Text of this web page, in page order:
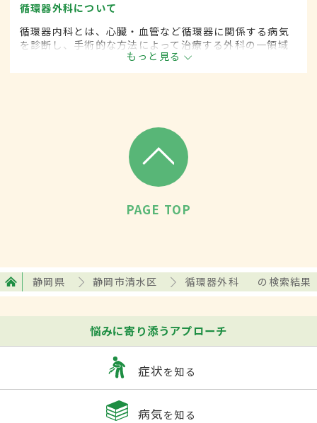
循環器外科について
循環器内科とは、心臓・血管など循環器に関係する病気
を診断し、手術的な方法によって治療する外科の一領域
です。平成20年4月の制度改正前は、循環器科と呼ばれ
ていました。
もっと見る
PAGE TOP
静岡県 静岡市清水区 循環器外科 の検索結果
悩みに寄り添うアプローチ
症状を知る
病気を知る